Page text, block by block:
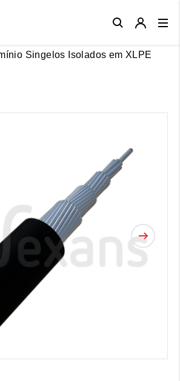
Singelos Isolados em XLPE
Close